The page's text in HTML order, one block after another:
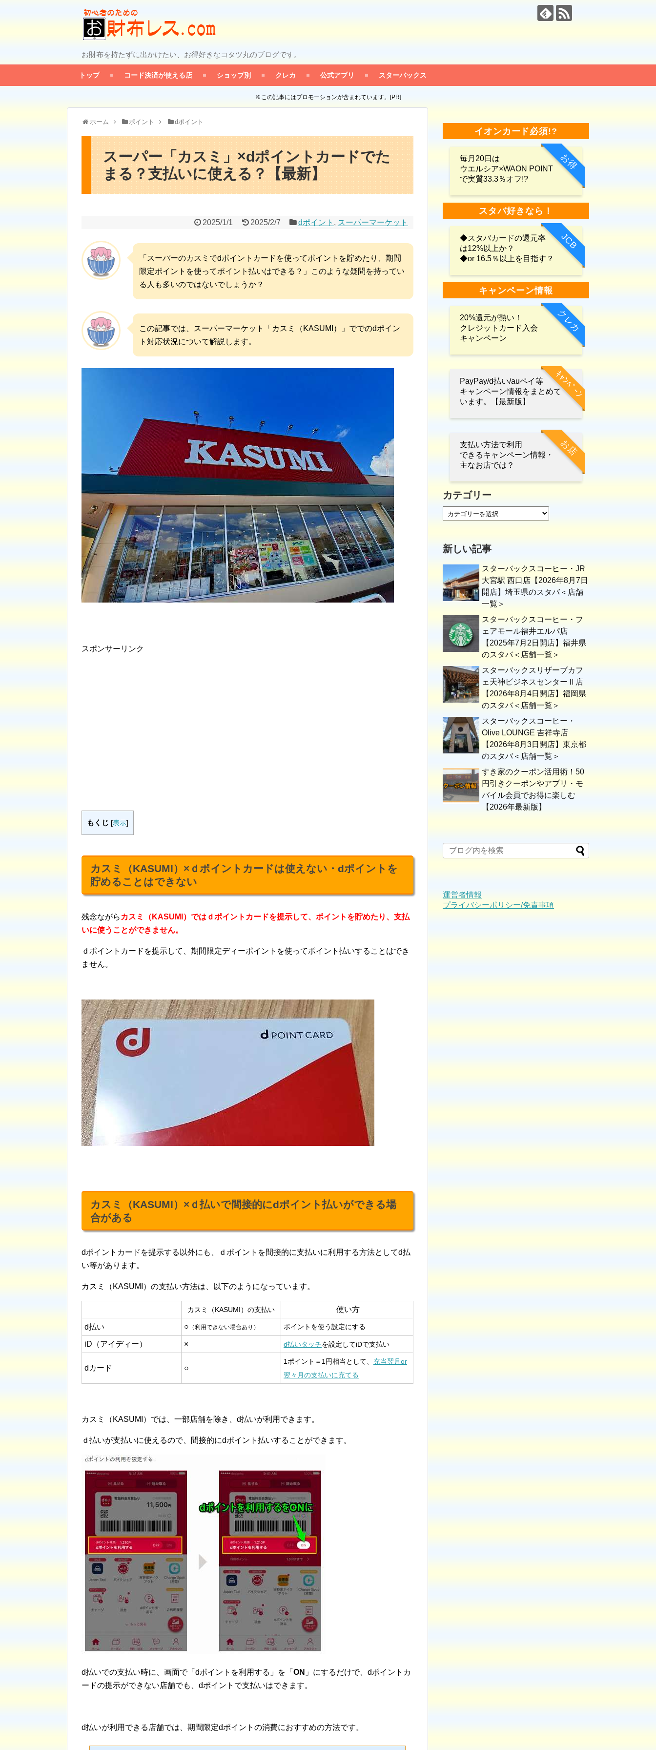
お財布を持たずに出かけたい、お得好きなコタツ丸のブログです。
トップ コード決済が使える店 ショップ別 クレカ 公式アプリ スターバックス
※この記事にはプロモーションが含まれています。[PR]
ホーム ポイント dポイント
スーパー「カスミ」×dポイントカードでた
まる？支払いに使える？【最新】
2025/1/1 2025/2/7 dポイント , スーパーマーケット
「スーパーのカスミでdポイントカードを使ってポイントを貯めたり、期間
限定ポイントを使ってポイント払いはできる？」このような疑問を持ってい
る人も多いのではないでしょうか？
この記事では、スーパーマーケット「カスミ（KASUMI）」ででのdポイン
ト対応状況について解説します。
スポンサーリンク
もくじ [表示]
カスミ（KASUMI）×ｄポイントカードは使えない・dポイントを
貯めることはできない
残念ながら カスミ（KASUMI）ではｄポイントカードを提示して、ポイントを貯めたり、支払
いに使うことができません。
ｄポイントカードを提示して、期間限定ディーポイントを使ってポイント払いすることはでき
ません。
カスミ（KASUMI）×ｄ払いで間接的にdポイント払いができる場
合がある
dポイントカードを提示する以外にも、ｄポイントを間接的に支払いに利用する方法としてd払
い等があります。
カスミ（KASUMI）の支払い方法は、以下のようになっています。
カスミ（KASUMI）の支払い 使い方
d払い ○ （利用できない場合あり） ポイントを使う設定にする
iD（アイディー） × d払いタッチを設定してiDで支払い
dカード ○
1ポイント＝1円相当として、 充当翌月or
翌々月の支払いに充てる
カスミ（KASUMI）では、一部店舗を除き、d払いが利用できます。
ｄ払いが支払いに使えるので、間接的にdポイント払いすることができます。
d払いでの支払い時に、画面で「dポイントを利用する」を「 ON 」にするだけで、dポイントカ
ードの提示ができない店舗でも、dポイントで支払いはできます。
d払いが利用できる店舗では、期間限定dポイントの消費におすすめの方法です。
イオンカード必須!?
お得
毎月20日は
ウエルシア×WAON POINT
で実質33.3％オフ!?
スタバ好きなら！
JCB
◆スタバカードの還元率
は12%以上か？
◆or 16.5％以上を目指す？
キャンペーン情報
クレカ
20%還元が熱い！
クレジットカード入会
キャンペーン
ｷｬﾝﾍﾟｰﾝ
PayPay/d払い/auペイ等
キャンペーン情報をまとめて
います。【最新版】
お店
支払い方法で利用
できるキャンペーン情報・
主なお店では？
カテゴリー
新しい記事
スターバックスコーヒー・JR
大宮駅 西口店【2026年8月7日
開店】埼玉県のスタバ＜店舗
一覧＞
スターバックスコーヒー・フ
ェアモール福井エルパ店
【2025年7月2日開店】福井県
のスタバ＜店舗一覧＞
スターバックスリザーブカフ
ェ天神ビジネスセンターⅡ店
【2026年8月4日開店】福岡県
のスタバ＜店舗一覧＞
スターバックスコーヒー・
Olive LOUNGE 吉祥寺店
【2026年8月3日開店】東京都
のスタバ＜店舗一覧＞
すき家のクーポン活用術！50
円引きクーポンやアプリ・モ
バイル会員でお得に楽しむ
【2026年最新版】
運営者情報
プライバシーポリシー/免責事項